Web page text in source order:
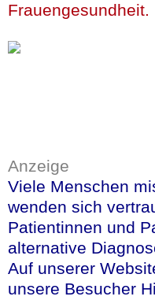
Frauengesundheit.
Anzeige
Viele Menschen
wenden sich
Patientinnen und
alternative
Auf unserer
unsere Besucher